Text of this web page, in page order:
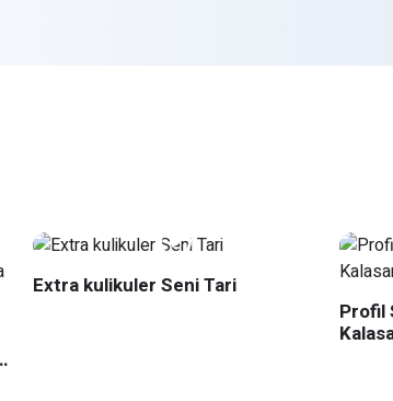
Extra kulikuler Seni Tari
Profil